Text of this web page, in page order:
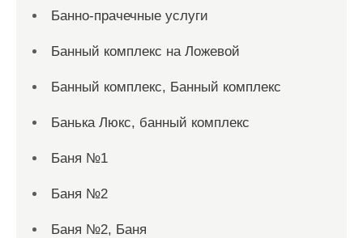
Банно-прачечные услуги
Банный комплекс на Ложевой
Банный комплекс, Банный комплекс
Банька Люкс, банный комплекс
Баня №1
Баня №2
Баня №2, Баня